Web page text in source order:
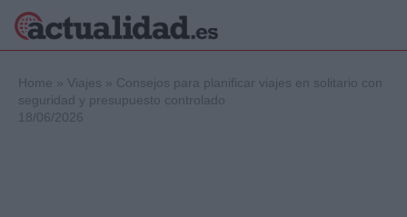
Home » Viajes » Consejos para planificar viajes en solitario con
seguridad y presupuesto controlado
18/06/2026